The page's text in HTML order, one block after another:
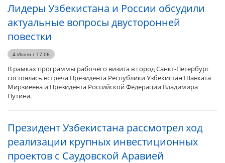
Лидеры Узбекистана и России обсудили
актуальные вопросы двусторонней
повестки
4 Июня / 17:06
В рамках программы рабочего визита в город Санкт-Петербург
состоялась встреча Президента Республики Узбекистан Шавката
Мирзиёева и Президента Российской Федерации Владимира
Путина.
Президент Узбекистана рассмотрел ход
реализации крупных инвестиционных
проектов с Саудовской Аравией